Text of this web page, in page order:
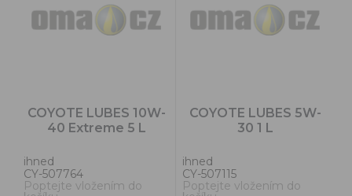
COYOTE LUBES 10W-
40 Extreme 5 L
ihned
CY-507764
Poptejte vložením do
COYOTE LUBES 5W-
30 1 L
ihned
CY-507115
Poptejte vložením do